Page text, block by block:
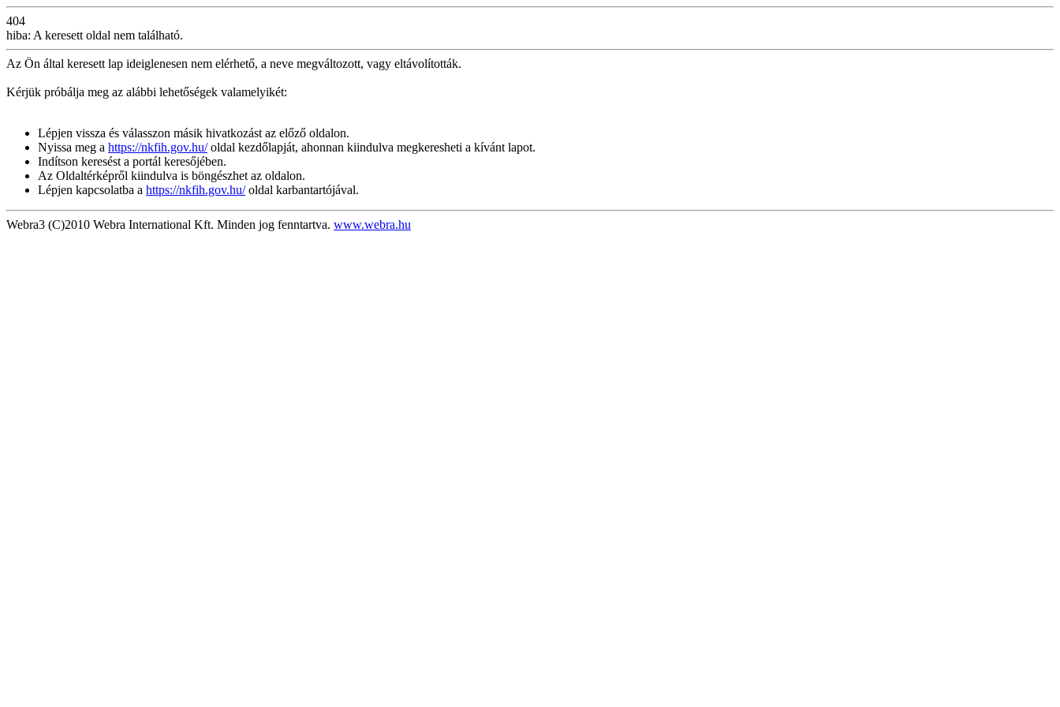
404
hiba: A keresett oldal nem található.
Az Ön által keresett lap ideiglenesen nem elérhető, a neve megváltozott, vagy eltávolították.
Kérjük próbálja meg az alábbi lehetőségek valamelyikét:
Lépjen vissza és válasszon másik hivatkozást az előző oldalon.
Nyissa meg a https://nkfih.gov.hu/oldal kezdőlapját, ahonnan kiindulva megkeresheti a kívánt lapot.
Indítson keresést a portál keresőjében.
Az Oldaltérképről kiindulva is böngészhet az oldalon.
Lépjen kapcsolatba a https://nkfih.gov.hu/oldal karbantartójával.
Webra3 (C)2010 Webra International Kft. Minden jog fenntartva. www.webra.hu